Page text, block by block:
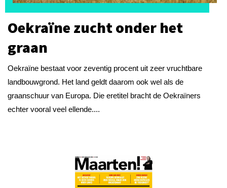
Oekraïne zucht onder het
graan
Oekraïne bestaat voor zeventig procent uit zeer vruchtbare
landbouwgrond. Het land geldt daarom ook wel als de
graanschuur van Europa. Die eretitel bracht de Oekraïners
echter vooral veel ellende....